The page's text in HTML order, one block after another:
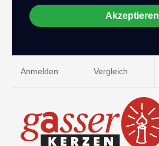
Akzeptieren
Anmelden Vergleich